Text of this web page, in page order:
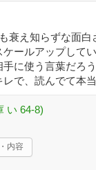
衰え知らずな面白
ールアップして
に使う言葉だろ
で、読んでて本当
い 64-8)
内容